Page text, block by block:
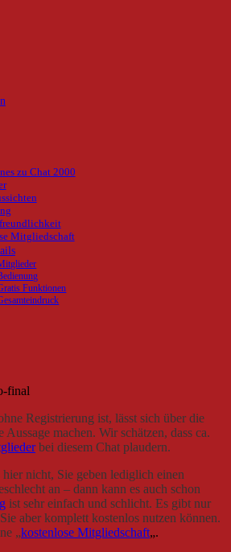
zu Chat 2000
Mitgliedschaft
Funktionen
Registrierung ist, lässt sich über die
Aussage machen. Wir schätzen, dass ca.
bei diesem Chat plaudern.
hier nicht, Sie geben lediglich einen
an – dann kann es auch schon
ist sehr einfach und schlicht. Es gibt nur
aber komplett kostenlos nutzen können.
„kostenlose Mitgliedschaft„.